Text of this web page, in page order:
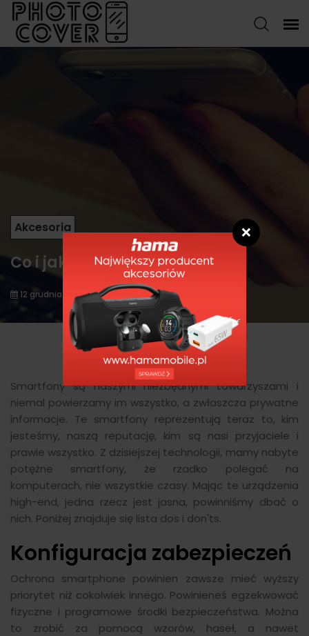
Akcesoria
Co i jak w smartfonach?
12 grudnia 2021
Smartfony są naszymi niezbędnymi towarzyszami i
niemal powierzamy im wszystko, a zwłaszcza prywatne
informacje. Te smartfony reprezentują teraz to, kim
jesteśmy, naszą reputację, kim są nasi przyjaciele i
prawie wszystko. Z dzisiejszej technologii, mamy nabyte
potężne smartfony, że rzadko polegać na
komputerach, nie wszystkie czasy. Mając te urządzenia
high-end, jedna rzecz jest jasna, powinniśmy dbać o
nich. Poniżej znajduje się lista dos i don'ts.
Konfiguracja zabezpieczeń
Ochrona smartphone powinien zawsze mieć wyższy
priorytet niż cokolwiek innego. Powinieneś egzekwować
fizyczne i programowe środki bezpieczeństwa. Można
to zrobić za pomocą wzorów, haseł, a nawet
❌